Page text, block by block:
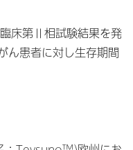
床第Ⅱ相試験結果を発
ん患者に対し生存期間